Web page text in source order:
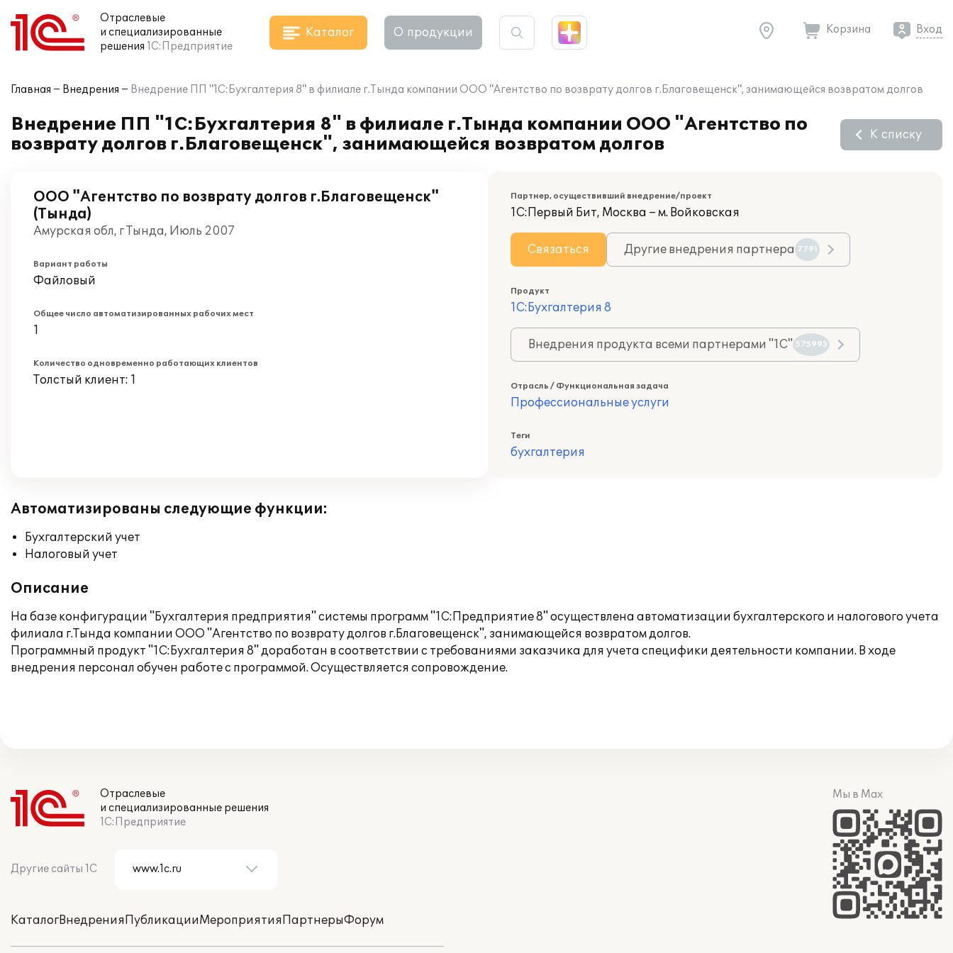
Отраслевые
и специализированные
решения 1С:Предприятие
Каталог О продукции Корзина Вход
Главная Внедрения Внедрение ПП "1С:Бухгалтерия 8" в филиале г.Тында компании ООО "Агентство по возврату долгов г.Благовещенск", занимающейся возвратом долгов
Внедрение ПП "1С:Бухгалтерия 8" в филиале г.Тында компании ООО "Агентство по
возврату долгов г.Благовещенск", занимающейся возвратом долгов
К списку
ООО "Агентство по возврату долгов г.Благовещенск"
(Тында)
Амурская обл, г Тында, Июль 2007
Вариант работы
Файловый
Общее число автоматизированных рабочих мест
1
Количество одновременно работающих клиентов
Толстый клиент: 1
Партнер, осуществивший внедрение/проект
1С:Первый Бит, Москва – м. Войковская
Связаться Другие внедрения партнера 7791
Продукт
1С:Бухгалтерия 8
Внедрения продукта всеми партнерами "1С" 575993
Отрасль / Функциональная задача
Профессиональные услуги
Теги
бухгалтерия
Автоматизированы следующие функции:
Бухгалтерский учет
Налоговый учет
Описание
На базе конфигурации "Бухгалтерия предприятия" системы программ "1С:Предприятие 8" осуществлена автоматизации бухгалтерского и налогового учета
филиала г.Тында компании ООО "Агентство по возврату долгов г.Благовещенск", занимающейся возвратом долгов.
Программный продукт "1С:Бухгалтерия 8" доработан в соответствии с требованиями заказчика для учета специфики деятельности компании. В ходе
внедрения персонал обучен работе с программой. Осуществляется сопровождение.
Отраслевые
и специализированные решения
1С:Предприятие
Другие сайты 1С
КаталогВнедренияПубликацииМероприятияПартнерыФорум
Мы в Max